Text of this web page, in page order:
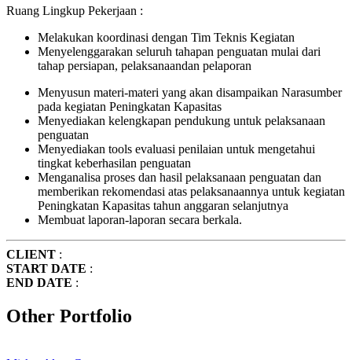
Ruang Lingkup Pekerjaan :
Melakukan koordinasi dengan Tim Teknis Kegiatan
Menyelenggarakan seluruh tahapan penguatan mulai dari
tahap persiapan, pelaksanaandan pelaporan
Menyusun materi-materi yang akan disampaikan Narasumber
pada kegiatan Peningkatan Kapasitas
Menyediakan kelengkapan pendukung untuk pelaksanaan
penguatan
Menyediakan tools evaluasi penilaian untuk mengetahui
tingkat keberhasilan penguatan
Menganalisa proses dan hasil pelaksanaan penguatan dan
memberikan rekomendasi atas pelaksanaannya untuk kegiatan
Peningkatan Kapasitas tahun anggaran selanjutnya
Membuat laporan-laporan secara berkala.
CLIENT :
START DATE :
END DATE :
Other Portfolio